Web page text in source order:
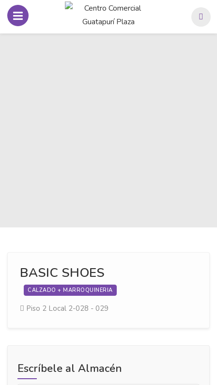
BASIC SHOES
CALZADO + MARROQUINERIA
Piso 2 Local 2-028 - 029
Escríbele al Almacén